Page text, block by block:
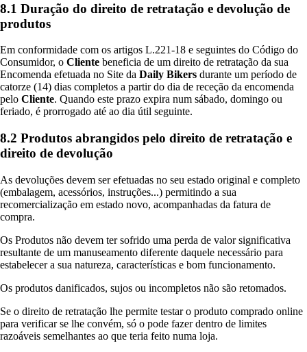
8.1 Duração do direito de retratação e devolução de
produtos
Em conformidade com os artigos L.221-18 e seguintes do Código do
Consumidor, o Cliente beneficia de um direito de retratação da sua
Encomenda efetuada no Site da Daily Bikers durante um período de
catorze (14) dias completos a partir do dia de receção da encomenda
pelo Cliente. Quando este prazo expira num sábado, domingo ou
feriado, é prorrogado até ao dia útil seguinte.
8.2 Produtos abrangidos pelo direito de retratação e
direito de devolução
As devoluções devem ser efetuadas no seu estado original e completo
(embalagem, acessórios, instruções...) permitindo a sua
recomercialização em estado novo, acompanhadas da fatura de
compra.
Os Produtos não devem ter sofrido uma perda de valor significativa
resultante de um manuseamento diferente daquele necessário para
estabelecer a sua natureza, características e bom funcionamento.
Os produtos danificados, sujos ou incompletos não são retomados.
Se o direito de retratação lhe permite testar o produto comprado online
para verificar se lhe convém, só o pode fazer dentro de limites
razoáveis semelhantes ao que teria feito numa loja.